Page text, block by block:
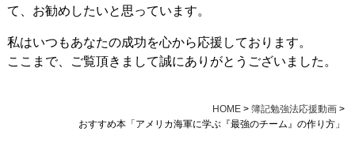
て、お勧めしたいと思っています。
私はいつもあなたの成功を心から応援しております。
ここまで、ご覧頂きまして誠にありがとうございました。
HOME> 簿記勉強法応援動画>
おすすめ本「アメリカ海軍に学ぶ『最強のチーム』の作り方」